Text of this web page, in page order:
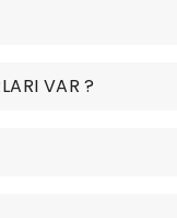
VAR ?